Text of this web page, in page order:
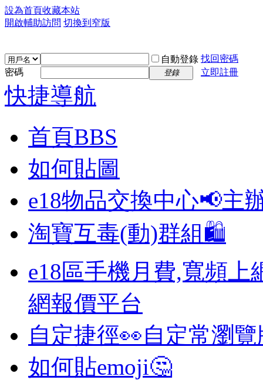
設為首頁收藏本站
開啟輔助訪問 切換到窄版
自動登錄 找回密碼
密碼
登錄 立即註冊
快捷導航
首頁BBS
如何貼圖
e18物品交換中心📢主
淘寶互毒(動)群組🛍️
e18區手機月費,寬頻上
網報價平台
自定捷徑👀自定常瀏
如何貼emoji🤔